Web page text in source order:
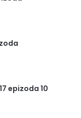
epizoda 10